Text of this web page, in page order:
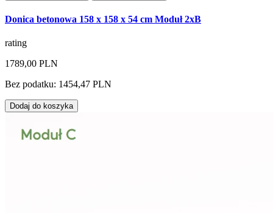
Donica betonowa 158 x 158 x 54 cm Moduł 2xB
rating
1789,00 PLN
Bez podatku: 1454,47 PLN
Dodaj do koszyka